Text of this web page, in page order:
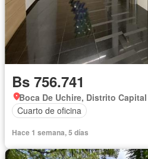
Bs 756.741
Boca De Uchire, Distrito Capital
Cuarto de oficina
Hace 1 semana, 5 días